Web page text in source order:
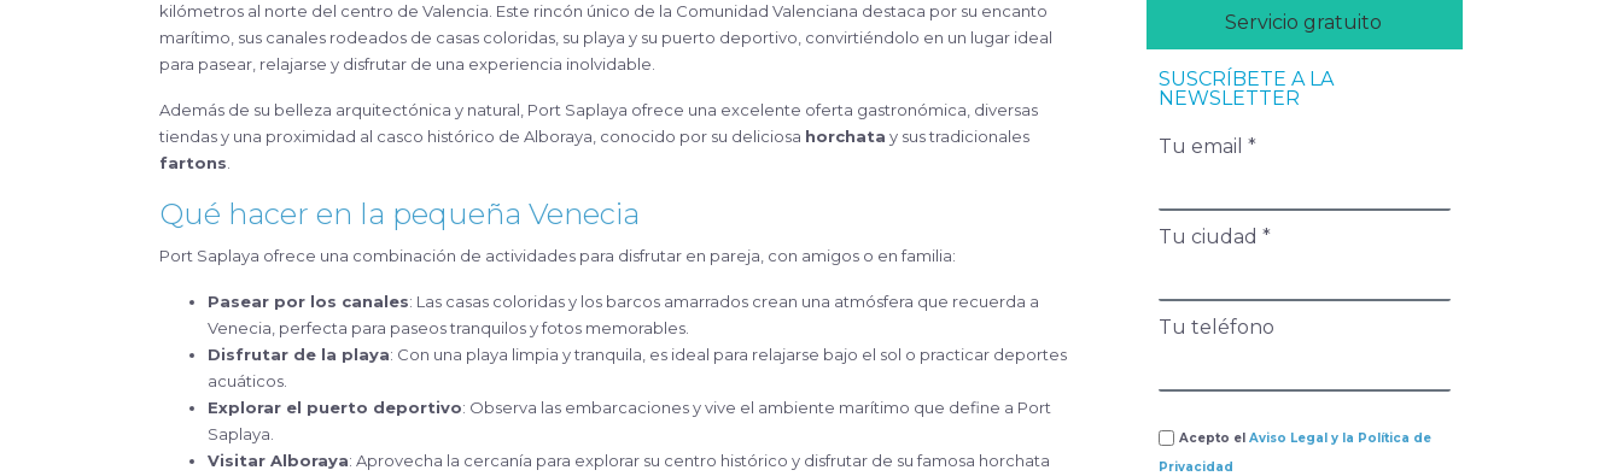
kilómetros al norte del centro de Valencia. Este rincón único de la Comunidad Valenciana destaca por su encanto
marítimo, sus canales rodeados de casas coloridas, su playa y su puerto deportivo, convirtiéndolo en un lugar ideal
para pasear, relajarse y disfrutar de una experiencia inolvidable.
Además de su belleza arquitectónica y natural, Port Saplaya ofrece una excelente oferta gastronómica, diversas
tiendas y una proximidad al casco histórico de Alboraya, conocido por su deliciosa horchata y sus tradicionales
fartons.
Qué hacer en la pequeña Venecia
Port Saplaya ofrece una combinación de actividades para disfrutar en pareja, con amigos o en familia:
Pasear por los canales: Las casas coloridas y los barcos amarrados crean una atmósfera que recuerda a
Venecia, perfecta para paseos tranquilos y fotos memorables.
Disfrutar de la playa: Con una playa limpia y tranquila, es ideal para relajarse bajo el sol o practicar deportes
acuáticos.
Explorar el puerto deportivo: Observa las embarcaciones y vive el ambiente marítimo que define a Port
Saplaya.
Visitar Alboraya: Aprovecha la cercanía para explorar su centro histórico y disfrutar de su famosa horchata
Servicio gratuito
SUSCRÍBETE A LA
NEWSLETTER
Tu email *
Tu ciudad *
Tu teléfono
Acepto el Aviso Legal y la Política de
Privacidad